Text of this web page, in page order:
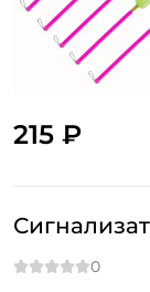
215 ₽